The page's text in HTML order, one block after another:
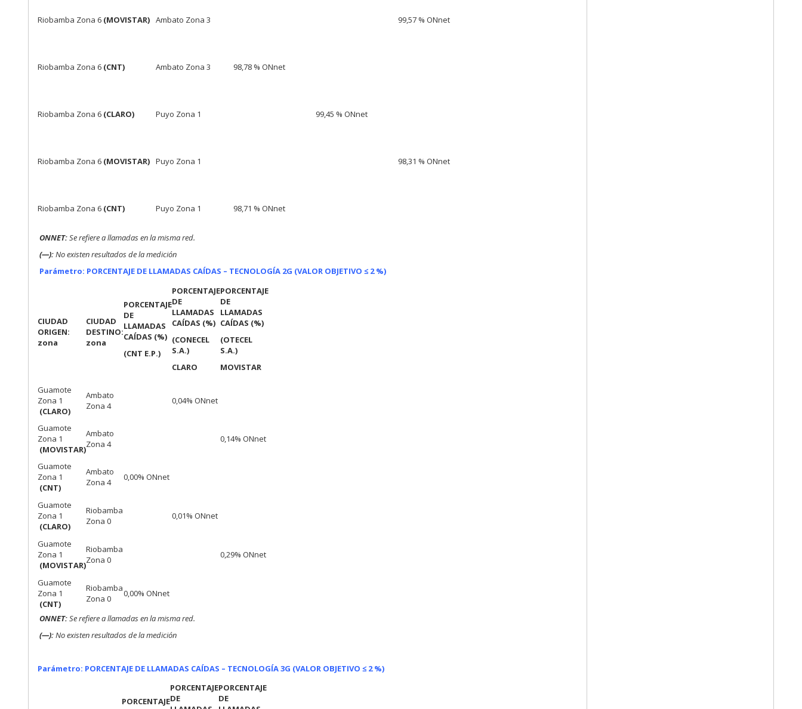
Riobamba Zona 6 (MOVISTAR) Ambato Zona 3 99,57 % ONnet
Riobamba Zona 6 (CNT) Ambato Zona 3 98,78 % ONnet
Riobamba Zona 6 (CLARO) Puyo Zona 1 99,45 % ONnet
Riobamba Zona 6 (MOVISTAR) Puyo Zona 1 98,31 % ONnet
Riobamba Zona 6 (CNT) Puyo Zona 1 98,71 % ONnet
ONNET:Se refiere a llamadas en la misma red.
(—):No existen resultados de la medición
Parámetro: PORCENTAJE DE LLAMADAS CAÍDAS – TECNOLOGÍA 2G (VALOR OBJETIVO ≤ 2 %)
CIUDAD
ORIGEN:
zona
CIUDAD
DESTINO:
zona
PORCENTAJE
DE
LLAMADAS
CAÍDAS (%)
(CNT E.P.)
PORCENTAJE
DE
LLAMADAS
CAÍDAS (%)
(CONECEL
S.A.)
CLARO
PORCENTAJE
DE
LLAMADAS
CAÍDAS (%)
(OTECEL
S.A.)
MOVISTAR
Guamote
Zona 1
(CLARO)
Ambato
Zona 4
0,04% ONnet
Guamote
Zona 1
(MOVISTAR)
Ambato
Zona 4
0,14% ONnet
Guamote
Zona 1
(CNT)
Ambato
Zona 4
0,00% ONnet
Guamote
Zona 1
(CLARO)
Riobamba
Zona 0
0,01% ONnet
Guamote
Zona 1
(MOVISTAR)
Riobamba
Zona 0
0,29% ONnet
Guamote
Zona 1
(CNT)
Riobamba
Zona 0
0,00% ONnet
ONNET:Se refiere a llamadas en la misma red.
(—):No existen resultados de la medición
Parámetro: PORCENTAJE DE LLAMADAS CAÍDAS – TECNOLOGÍA 3G (VALOR OBJETIVO ≤ 2 %)
PORCENTAJE
PORCENTAJE
DE
PORCENTAJE
DE